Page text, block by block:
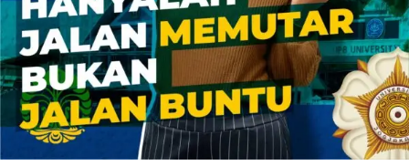
OUR PROGRAM
REGISTRATION